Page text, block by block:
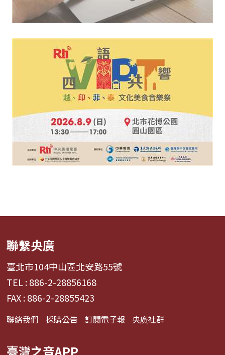
聯繫央廣
臺北市104中山區北安路55號
TEL : 886-2-28856168
FAX : 886-2-28855423
聯絡我們 採購公告 訂閱電子報 央廣社群
臺灣之音APP